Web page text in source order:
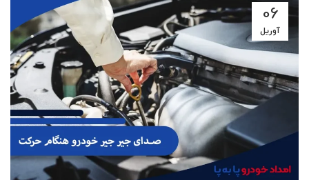
06
آوریل